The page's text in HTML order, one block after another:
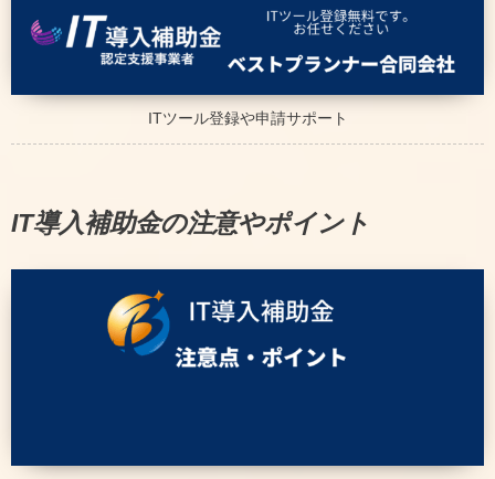
ITツール登録や申請サポート
IT導入補助金の注意やポイント